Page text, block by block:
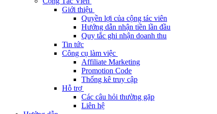
Giới thiệu
Quyền lợi của cộng tác viên
Hướng dẫn nhận tiền lần đầu
Quy tắc ghi nhận doanh thu
Tin tức
Công cụ làm việc
Affiliate Marketing
Promotion Code
Thống kê truy cập
Hỗ trợ
Các câu hỏi thường gặp
Liên hệ